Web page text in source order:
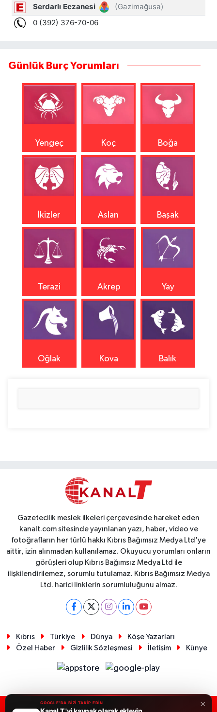
Günlük Burç Yorumları
Yengeç Koç Boğa
İkizler Aslan Başak
Terazi Akrep Yay
Oğlak Kova Balık
Gazetecilik meslek ilkeleri çerçevesinde hareket eden
kanalt.com sitesinde yayınlanan yazı, haber, video ve
fotoğrafların her türlü hakkı Kıbrıs Bağımsız Medya Ltd'ye
aittir, izin alınmadan kullanılamaz. Okuyucu yorumları onların
görüşleri olup Kıbrıs Bağımsız Medya Ltd ile
ilişkilendirilemez, sorumlu tutulamaz. Kıbrıs Bağımsız Medya
Ltd. harici linklerin sorumluluğunu almaz.
Kıbrıs Türkiye Dünya
Köşe Yazarları
Özel Haber
Gizlilik Sözleşmesi İletişim Künye
×
GOOGLE'DA BİZİ TAKİP EDİN